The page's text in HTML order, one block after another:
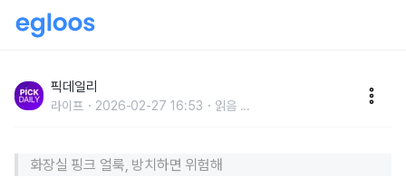
'화장실 핑크 얼룩'의 정체
픽데일리
라이프 2026-02-27 16:53 읽음 ...
화장실 핑크 얼룩, 방치하면 위험해